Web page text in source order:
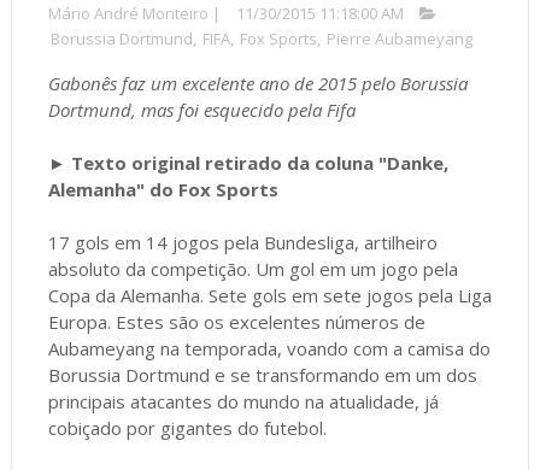
Mário André Monteiro |
11/30/2015 11:18:00 AM
Borussia Dortmund, FIFA, Fox Sports, Pierre Aubameyang
Gabonês faz um excelente ano de 2015 pelo Borussia
Dortmund, mas foi esquecido pela Fifa
► Texto original retirado da coluna "Danke,
Alemanha" do Fox Sports
17 gols em 14 jogos pela Bundesliga, artilheiro
absoluto da competição. Um gol em um jogo pela
Copa da Alemanha. Sete gols em sete jogos pela Liga
Europa. Estes são os excelentes números de
Aubameyang na temporada, voando com a camisa do
Borussia Dortmund e se transformando em um dos
principais atacantes do mundo na atualidade, já
cobiçado por gigantes do futebol.